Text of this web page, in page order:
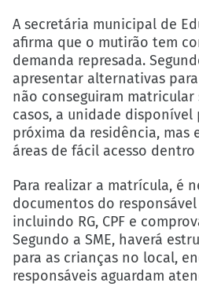
A secretária municipal de
afirma que o mutirão tem
demanda represada.
apresentar alternativas
não conseguiram matricular
casos, a unidade disponível
próxima da residência, mas
áreas de fácil acesso
Para realizar a matrícula, é
documentos do
incluindo RG, CPF e
Segundo a SME, haverá
para as crianças no local,
responsáveis aguardam